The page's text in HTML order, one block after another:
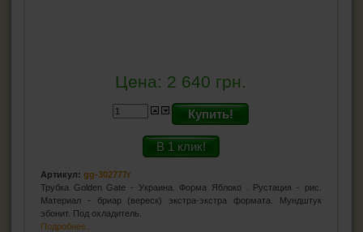
Цена: 2 640 грн.
Купить!
В 1 клик!
Артикул: gg-302777r
Трубка Golden Gate - Украина. Форма Яблоко . Рустация - рис.
Материал - бриар (вереск) экстра-экстра формата. Мундштук
эбонит. Под охладитель.
Подробнее...